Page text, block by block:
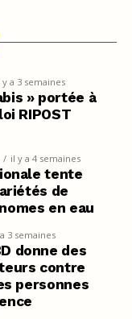
y a 3 semaines
» portée à
RIPOST
il y a 4 semaines
tente
de
en eau
3 semaines
donne des
contre
personnes